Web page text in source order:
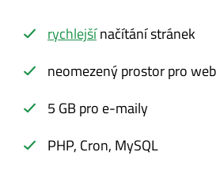
rychlejšínačítání stránek
neomezený prostor pro web
5 GB pro e-maily
PHP, Cron, MySQL